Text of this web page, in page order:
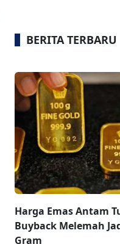
BERITA TERBARU
Harga Emas Antam
Buyback Melemah
Gram